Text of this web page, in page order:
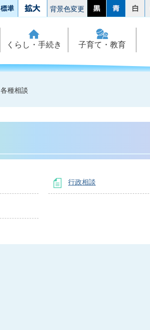
背景色変更
くらし・手続き 子育て・教育
各種相談
行政相談